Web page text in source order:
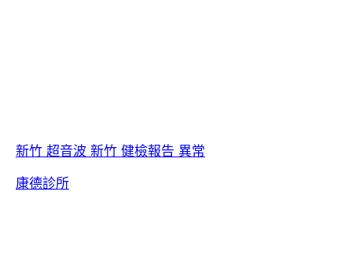
新竹 超音波 新竹 健檢報告 異常
康德診所